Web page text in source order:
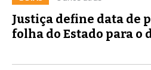
Justiça define data de
folha do Estado para o